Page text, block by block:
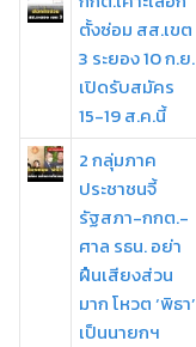
ตั้งซ่อม สส.เขต
3 ระยอง 10 ก.ย.
เปิดรับสมัคร
15-19 ส.ค.นี้
2 กลุ่มภาค
ประชาชนจี้
รัฐสภา-กกต.-
ศาล รธน. อย่า
ฝืนเสียงส่วน
มาก โหวต ‘พิธา’
เป็นนายกฯ